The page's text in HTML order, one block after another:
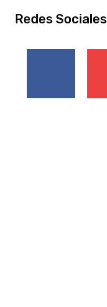
Redes Sociales